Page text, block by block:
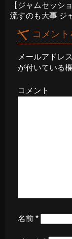
【ジャムセッシ
流すのも大事
コメン
メールアドレ
が付いている
コメント
名前 *